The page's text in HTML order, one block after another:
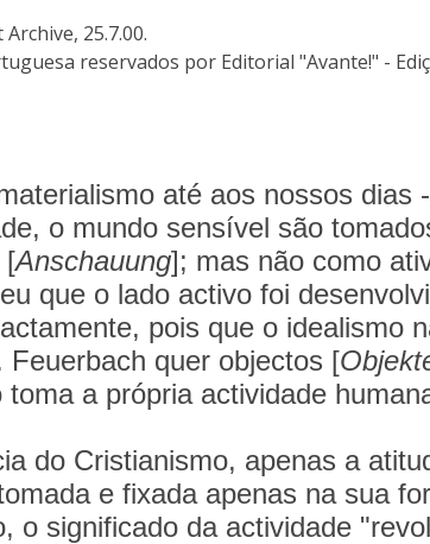
25.7.00.
reservados por Editorial "Avante!" -
até aos nossos
o mundo sensível são
[Anschauung]; mas não como
que o lado activo foi
pois que o idealismo
quer objectos [
a própria actividade
do Cristianismo, apenas a
e fixada apenas na sua
o significado da actividade